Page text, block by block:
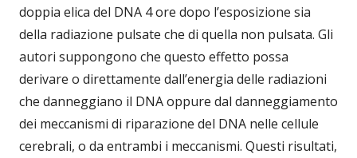
doppia elica del DNA 4 ore dopo l’esposizione sia
della radiazione pulsate che di quella non pulsata. Gli
autori suppongono che questo effetto possa
derivare o direttamente dall’energia delle radiazioni
che danneggiano il DNA oppure dal danneggiamento
dei meccanismi di riparazione del DNA nelle cellule
cerebrali, o da entrambi i meccanismi. Questi risultati,